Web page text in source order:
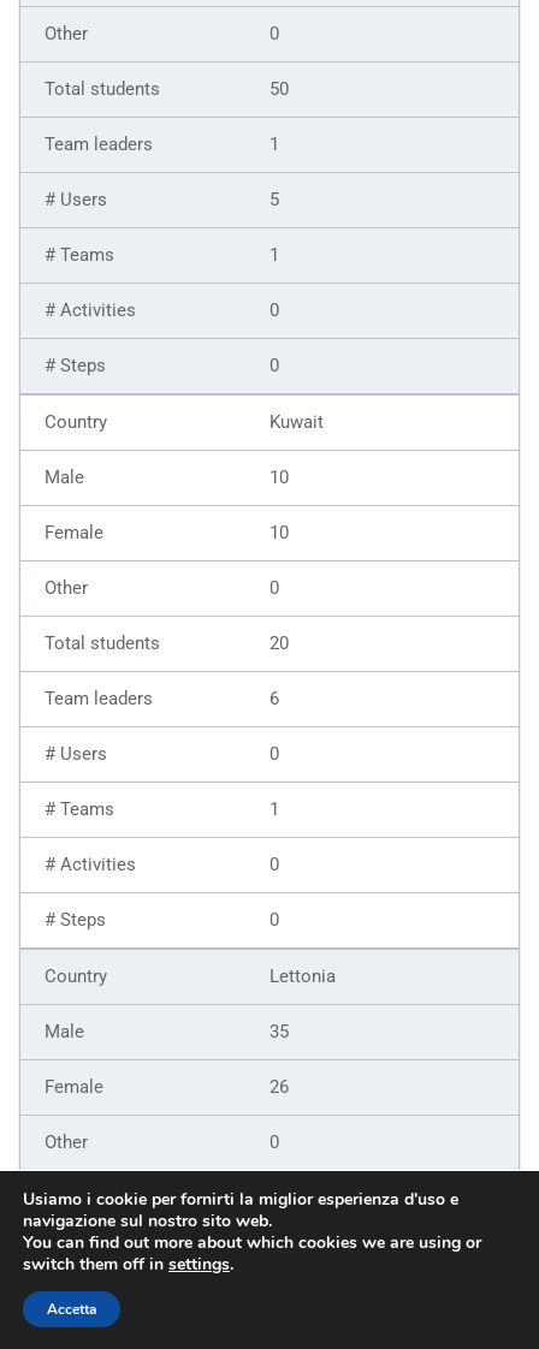
0
50
1
5
1
0
0
Kuwait
10
10
0
20
6
0
1
0
0
Lettonia
35
26
0
61
9
Usiamo i cookie per fornirti la miglior esperienza d'uso e
navigazione sul nostro sito web.
You can find out more about which cookies we are using or
switch them off in settings.
Accetta